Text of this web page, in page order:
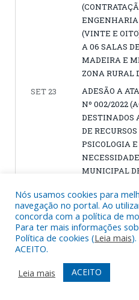
ENGENHARIA
(VINTE E
A 06 SALAS
MADEIRA E
ZONA RURAL
SET 23
ADESÃO A
Nº 002/2022
DESTINADOS
DE
PSICOLOGIA
MUNICIPAL
001/2022
ESCOLAR)
SET 21
TOMADA DE
ENSINO
RIO IGARAPÉ
Nós usamos cookies para
navegação no portal. Ao
concorda com a política de
Para ter mais informações
Política de cookies (Leia mais
ACEITO.
Leia mais
ACEITO